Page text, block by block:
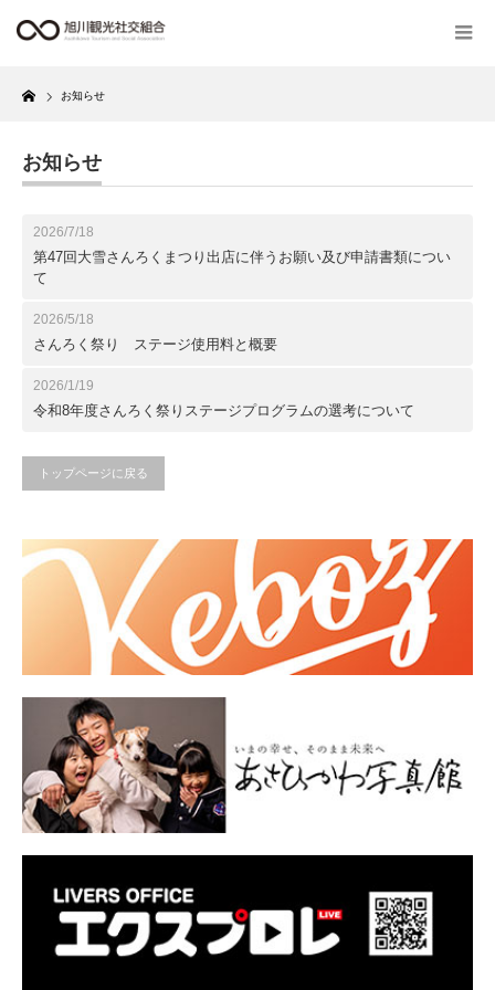
Home
お知らせ
お知らせ
2026/7/18
第47回大雪さんろくまつり出店に伴うお願い及び申請書類につい
て
2026/5/18
さんろく祭り ステージ使用料と概要
2026/1/19
令和8年度さんろく祭りステージプログラムの選考について
トップページに戻る